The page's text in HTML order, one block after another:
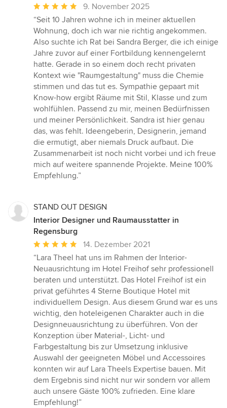
Durchschnittliche
Bewertung:
5
von
5
Sternen
9. November 2025
“Seit 10 Jahren wohne ich in meiner aktuellen
Wohnung, doch ich war nie richtig angekommen.
Also suchte ich Rat bei Sandra Berger, die ich einige
Jahre zuvor auf einer Fortbildung kennengelernt
hatte. Gerade in so einem doch recht privaten
Kontext wie "Raumgestaltung" muss die Chemie
stimmen und das tut es. Sympathie gepaart mit
Know-how ergibt Räume mit Stil, Klasse und zum
wohlfühlen. Passend zu mir, meinen Bedürfnissen
und meiner Persönlichkeit. Sandra ist hier genau
das, was fehlt. Ideengeberin, Designerin, jemand
die ermutigt, aber niemals Druck aufbaut. Die
Zusammenarbeit ist noch nicht vorbei und ich freue
mich auf weitere spannende Projekte. Meine 100%
Empfehlung.”
STAND OUT DESIGN
Interior Designer und Raumausstatter in
Regensburg
Durchschnittliche
Bewertung:
5
von
5
Sternen
14. Dezember 2021
“Lara Theel hat uns im Rahmen der Interior-
Neuausrichtung im Hotel Freihof sehr professionell
beraten und unterstützt. Das Hotel Freihof ist ein
privat geführtes 4 Sterne Boutique Hotel mit
individuellem Design. Aus diesem Grund war es uns
wichtig, den hoteleigenen Charakter auch in die
Designneuausrichtung zu überführen. Von der
Konzeption über Material-, Licht- und
Farbgestaltung bis zur Umsetzung inklusive
Auswahl der geeigneten Möbel und Accessoires
konnten wir auf Lara Theels Expertise bauen. Mit
dem Ergebnis sind nicht nur wir sondern vor allem
auch unsere Gäste 100% zufrieden. Eine klare
Empfehlung!”